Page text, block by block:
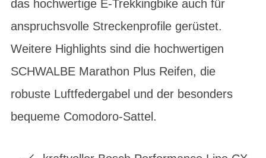
das hochwertige E-Trekkingbike auch für
anspruchsvolle Streckenprofile gerüstet.
Weitere Highlights sind die hochwertigen
SCHWALBE Marathon Plus Reifen, die
robuste Luftfedergabel und der besonders
bequeme Comodoro-Sattel.